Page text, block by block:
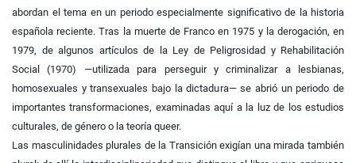
abordan el tema en un periodo especialmente significativo de la historia
española reciente. Tras la muerte de Franco en 1975 y la derogación, en
1979, de algunos artículos de la Ley de Peligrosidad y Rehabilitación
Social (1970) —utilizada para perseguir y criminalizar a lesbianas,
homosexuales y transexuales bajo la dictadura— se abrió un periodo de
importantes transformaciones, examinadas aquí a la luz de los estudios
culturales, de género o la teoría queer.
Las masculinidades plurales de la Transición exigían una mirada también